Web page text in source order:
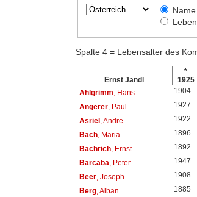
Name
Spalte 4 = Lebensalter des
Ernst Jandl
*
1925
Ahlgrimm , Hans 1904
Angerer, Paul 1927
Asriel, Andre 1922
Bach, Maria 1896
Bachrich, Ernst 1892
Barcaba , Peter 1947
Beer, Joseph 1908
Berg, Alban 1885